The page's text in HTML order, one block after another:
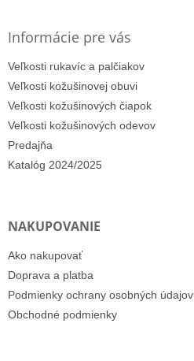
Informácie pre vás
Veľkosti rukavíc a palčiakov
Veľkosti kožušinovej obuvi
Veľkosti kožušinových čiapok
Veľkosti kožušinových odevov
Predajňa
Katalóg 2024/2025
NAKUPOVANIE
Ako nakupovať
Doprava a platba
Podmienky ochrany osobných údajov
Obchodné podmienky